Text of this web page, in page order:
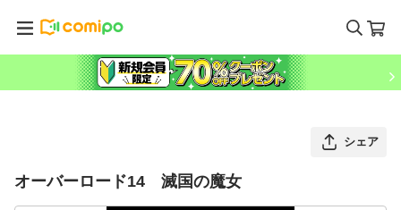
シェア
オーバーロード14 滅国の魔女